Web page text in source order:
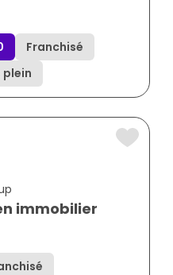
Franchisé
plein
immobilier